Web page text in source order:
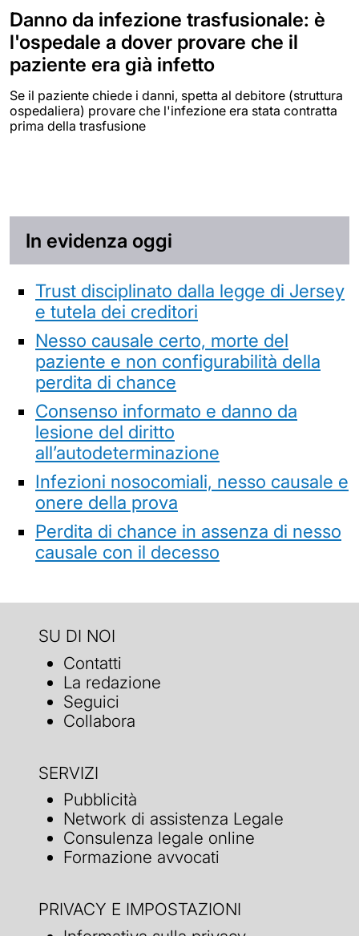
Danno da infezione trasfusionale: è
l'ospedale a dover provare che il
paziente era già infetto
Se il paziente chiede i danni, spetta al debitore (struttura
ospedaliera) provare che l'infezione era stata contratta
prima della trasfusione
In evidenza oggi
Trust disciplinato dalla legge di Jersey
e tutela dei creditori
Nesso causale certo, morte del
paziente e non configurabilità della
perdita di chance
Consenso informato e danno da
lesione del diritto
all’autodeterminazione
Infezioni nosocomiali, nesso causale e
onere della prova
Perdita di chance in assenza di nesso
causale con il decesso
SU DI NOI
Contatti
La redazione
Seguici
Collabora
SERVIZI
Pubblicità
Network di assistenza Legale
Consulenza legale online
Formazione avvocati
PRIVACY E IMPOSTAZIONI